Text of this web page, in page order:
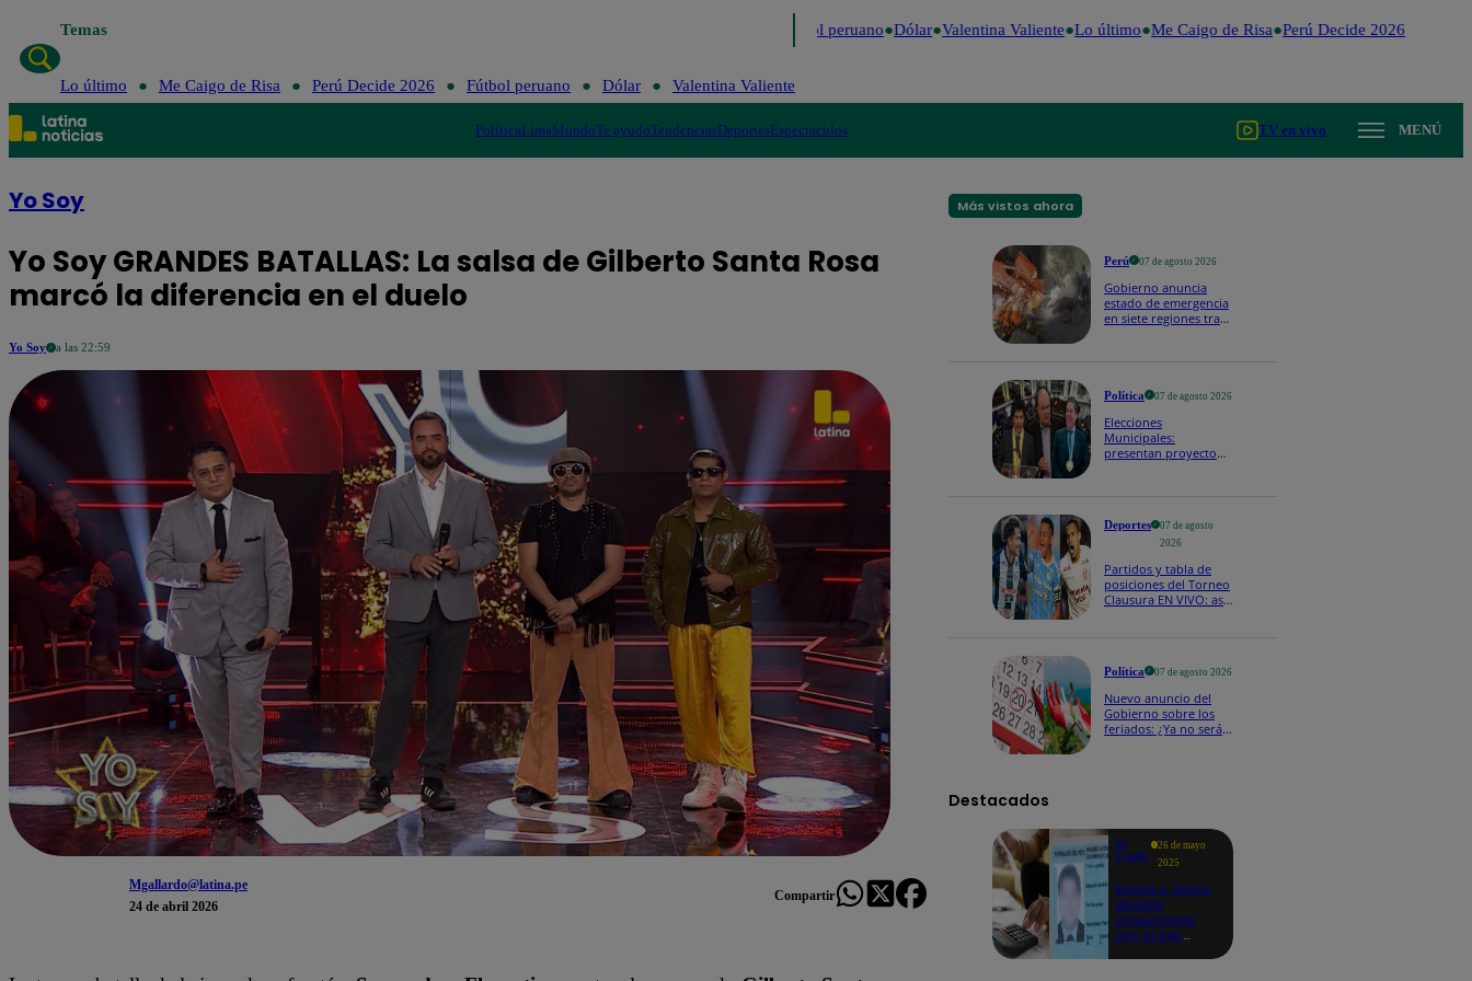
Temas Fútbol peruano Dólar Valentina Valiente Lo último Me Caigo de Risa Perú Decide 2026
Lo último Me Caigo de Risa Perú Decide 2026 Fútbol peruano Dólar Valentina Valiente
PolíticaLimaMundoTe ayudoTendenciasDeportesEspectáculos TV en vivo MENÚ
Yo Soy
Yo Soy GRANDES BATALLAS: La salsa de Gilberto Santa Rosa
marcó la diferencia en el duelo
Yo Soy a las 22:59
Mgallardo@latina.pe
24 de abril 2026
Compartir
Más vistos ahora
Perú 07 de agosto 2026
Gobierno anuncia
estado de emergencia
en siete regiones tras
Política 07 de agosto 2026
Elecciones
Municipales:
presentan proyecto
Deportes
07 de agosto
2026
Partidos y tabla de
posiciones del Torneo
Clausura EN VIVO: así
Política 07 de agosto 2026
Nuevo anuncio del
Gobierno sobre los
feriados: ¿Ya no serán
Destacados
Te
ayudo
26 de mayo
2025
Revisa si tienes
deudas
consultando
con tu DNI: